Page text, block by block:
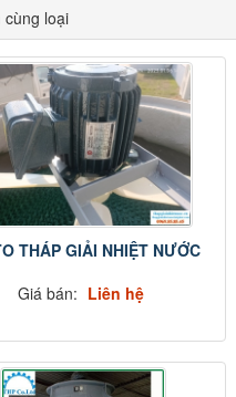
cùng loại
THÁP GIẢI NHIỆT NƯỚC
Giá bán: Liên hệ